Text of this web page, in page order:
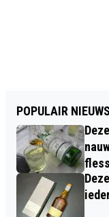
POPULAIR NIEUWS